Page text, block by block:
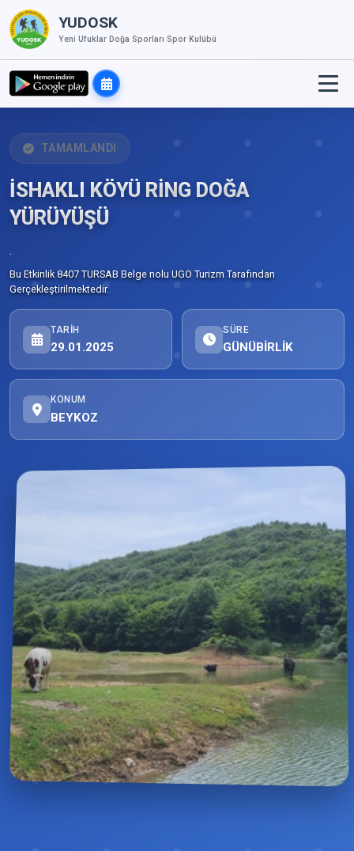
YUDOSK
Yeni Ufuklar Doğa Sporları Spor Kulübü
TAMAMLANDI
İSHAKLI KÖYÜ RİNG DOĞA
YÜRÜYÜŞÜ
.
Bu Etkinlik 8407 TURSAB Belge nolu UGO Turizm Tarafından
Gerçekleştirilmektedir.
TARIH
29.01.2025
SÜRE
GÜNÜBİRLİK
KONUM
BEYKOZ